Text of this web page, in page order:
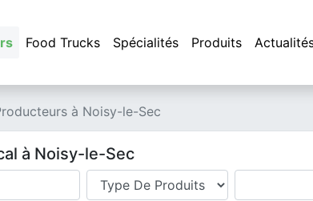
Food Trucks Spécialités Produits
à Noisy-le-Sec
à Noisy-le-Sec